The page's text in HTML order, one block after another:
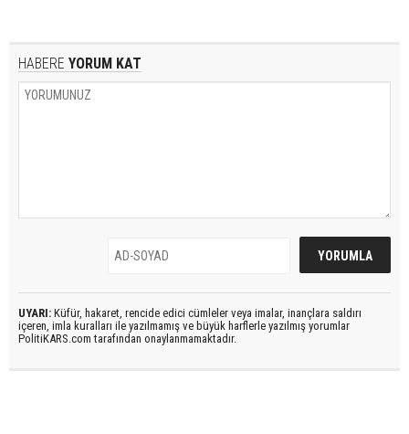
HABERE YORUM KAT
UYARI: Küfür, hakaret, rencide edici cümleler veya imalar, inançlara saldırı
içeren, imla kuralları ile yazılmamış ve büyük harflerle yazılmış yorumlar
PolitiKARS.com tarafından onaylanmamaktadır.